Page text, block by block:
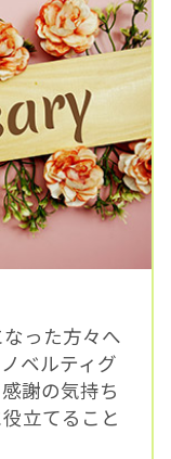
った方々へ
ベルティグ
謝の気持ち
立てること